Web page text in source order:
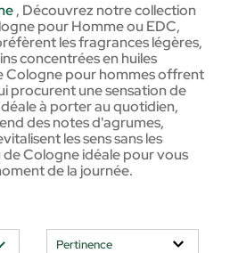
, Découvrez notre collection
pour Homme ou EDC,
les fragrances légères,
concentrées en huiles
Cologne pour hommes offrent
procurent une sensation de
à porter au quotidien,
des notes d'agrumes,
les sens sans les
Cologne idéale pour vous
de la journée.